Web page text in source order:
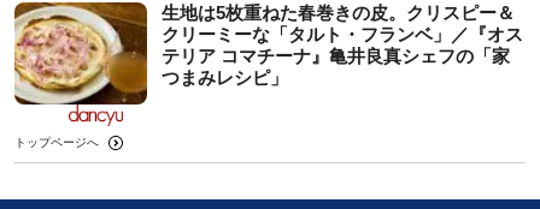
生地は5枚重ねた春巻きの皮。クリスピー＆
クリーミーな「タルト・フランベ」／『オス
テリア コマチーナ』亀井良真シェフの「家
つまみレシピ」
トップページへ